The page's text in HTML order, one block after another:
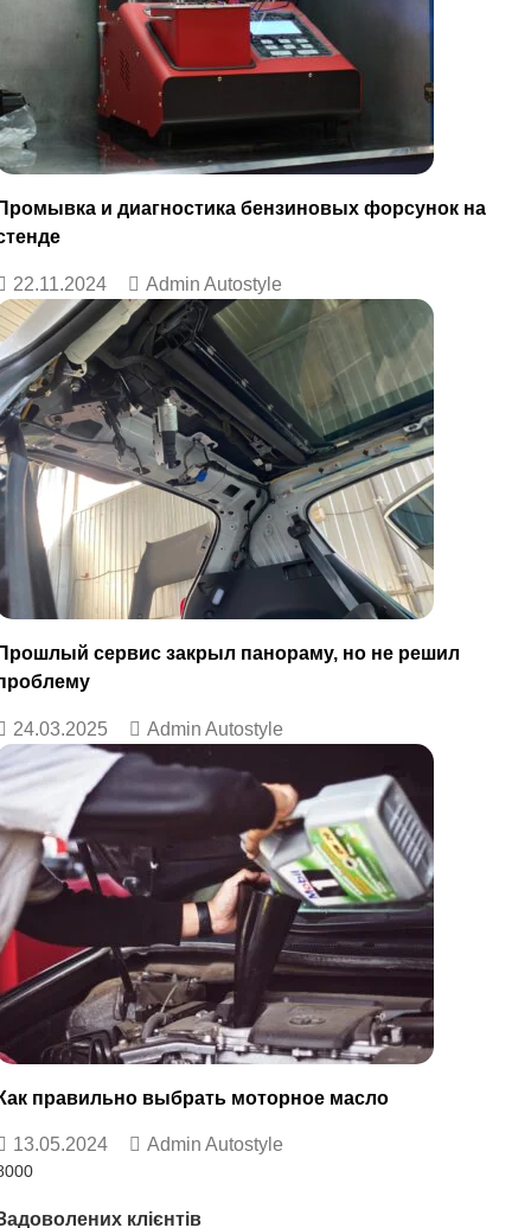
и диагностика бензиновых форсунок на
22.11.2024 Admin Autostyle
сервис закрыл панораму, но не решил
24.03.2025 Admin Autostyle
правильно выбрать моторное масло
13.05.2024 Admin Autostyle
клієнтів